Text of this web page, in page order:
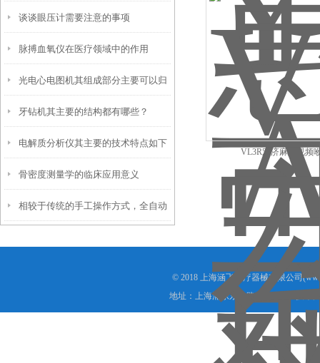
谈！
谈谈眼压计需要注意的事项
脉搏血氧仪在医疗领域中的作用
光电心电图机其组成部分主要可以归
纳为以下三大核心模块
牙钻机其主要的结构都有哪些？
电解质分析仪其主要的技术特点如下
骨密度测量学的临床应用意义
相较于传统的手工操作方式，全自动
VL3R宏济麻醉视频
© 2018 上海涵飞医疗器械有限公司
地址：上海浦东东方路1988号905 技术